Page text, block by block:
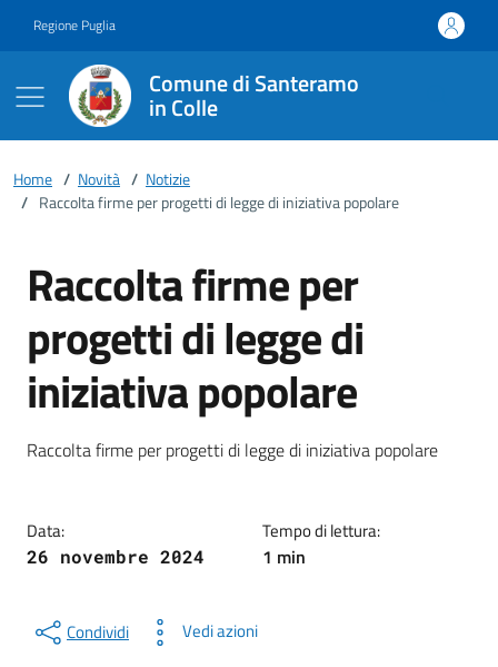
Regione Puglia
Comune di Santeramo
in Colle
Home / Novità / Notizie
/ Raccolta firme per progetti di legge di iniziativa popolare
Raccolta firme per
progetti di legge di
iniziativa popolare
Dettagli della notizia
Raccolta firme per progetti di legge di iniziativa popolare
Data:
26 novembre 2024
Tempo di lettura:
1 min
Condividi Vedi azioni